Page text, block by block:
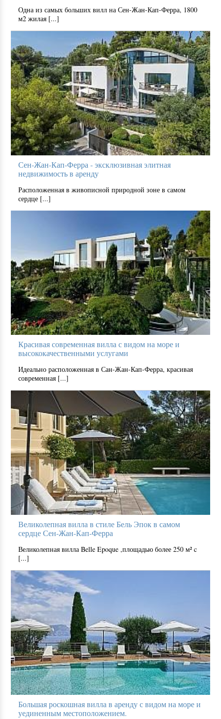
Одна из самых больших вилл на Сен-Жан-Кап-Ферра, 1800
м2 жилая [...]
Сен-Жан-Кап-Ферра - эксклюзивная элитная
недвижимость в аренду
Расположенная в живописной природной зоне в самом
сердце [...]
Красивая современная вилла с видом на море и
высококачественными услугами
Идеально расположенная в Сан-Жан-Кап-Ферра, красивая
современная [...]
Великолепная вилла в стиле Бель Эпок в самом
сердце Сен-Жан-Кап-Ферра
Великолепная вилла Belle Epoque ,площадью более 250 м² c
[...]
Большая роскошная вилла в аренду с видом на море и
уединенным местоположением.